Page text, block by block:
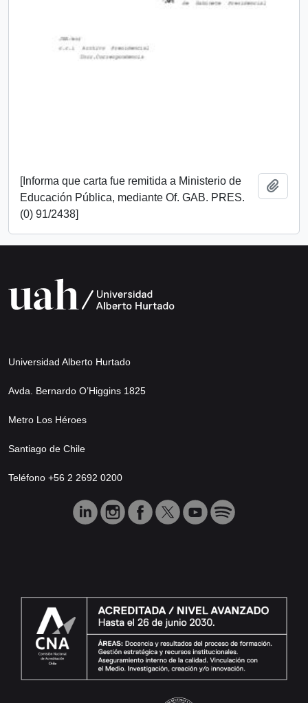
[Informa que carta fue remitida a Ministerio de
Educación Pública, mediante Of. GAB. PRES.
(0) 91/2438]
Universidad Alberto Hurtado
Avda. Bernardo O’Higgins 1825
Metro Los Héroes
Santiago de Chile
Teléfono +56 2 2692 0200